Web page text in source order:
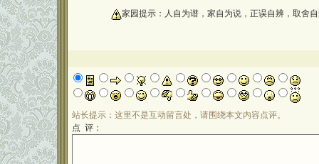
家园提示：人自为谱，家自为说，正误自辨，取舍
站长提示：这里不是互动留言处，请围绕本文内容点评。
点 评：